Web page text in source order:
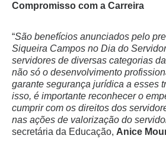
Compromisso com a Carreira
“São benefícios anunciados pelo
Siqueira Campos no Dia do
servidores de diversas categorias
não só o desenvolvimento
garante segurança jurídica a esses
isso, é importante reconhecer o
cumprir com os direitos dos
nas ações de valorização do
secretária da Educação, Anice